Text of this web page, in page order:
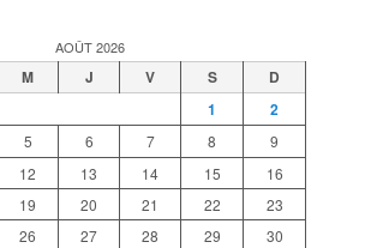
AOÛT 2026
M J V S
D
1
2
5 6 7 8
9
12 13 14 15
16
19 20 21 22
23
26 27 28 29
30